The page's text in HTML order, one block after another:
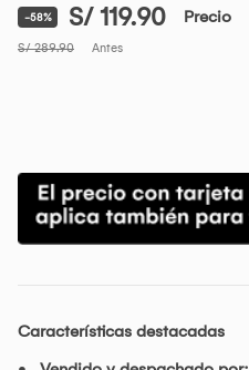
-58% S/ 119.90 Precio
S/ 289.90 Antes
Características destacadas